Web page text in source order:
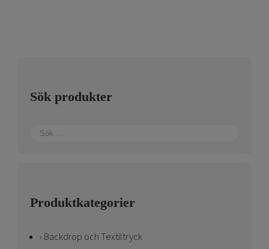
Sök produkter
Produktkategorier
Backdrop och Textiltryck